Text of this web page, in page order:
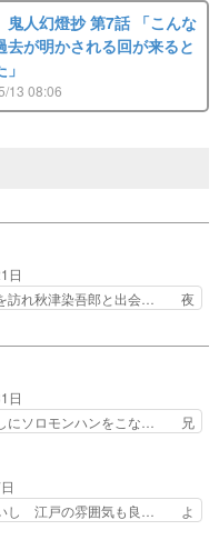
鬼人幻燈抄 第7話 「こんな
去が明かされる回が来ると
13 08:06
日
訪れ秋津染吾郎と出会… 夜
とは、その妹… 夜鷹と秋津
吾郎はCV… 同業者の登場
は世襲制… 裏の有りそうな
cv遊佐… 秋津染五郎なにやら
甚… 『お嬢ちゃんの想い
え…
日
しにソロモンハンをこな… 兄
！！！！！！！！… これか
譚、エピソード… 甚太は白
がいつきひめと… ちょいちょ
になっちゃう… OP、いきな
いし 江戸の雰囲気も良… よ
作品といえば、… 奈津は